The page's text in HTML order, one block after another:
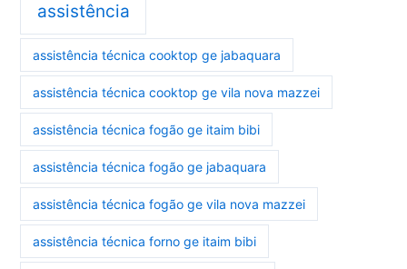
assistência
assistência técnica cooktop ge jabaquara
assistência técnica cooktop ge vila nova mazzei
assistência técnica fogão ge itaim bibi
assistência técnica fogão ge jabaquara
assistência técnica fogão ge vila nova mazzei
assistência técnica forno ge itaim bibi